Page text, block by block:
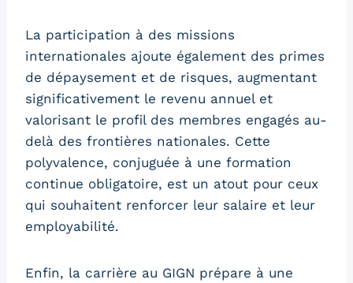
La participation à des missions
internationales ajoute également des primes
de dépaysement et de risques, augmentant
significativement le revenu annuel et
valorisant le profil des membres engagés au-
delà des frontières nationales. Cette
polyvalence, conjuguée à une formation
continue obligatoire, est un atout pour ceux
qui souhaitent renforcer leur salaire et leur
employabilité.
Enfin, la carrière au GIGN prépare à une